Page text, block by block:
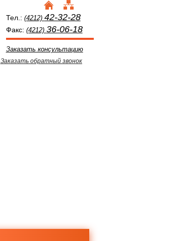
Тел.: (4212) 42-32-28
Факс: (4212) 36-06-18
Заказать консультацию
Заказать обратный звонок